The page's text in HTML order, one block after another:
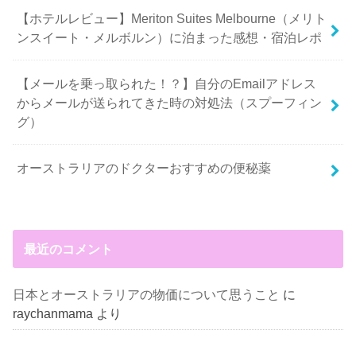
【ホテルレビュー】Meriton Suites Melbourne（メリト
ンスイート・メルボルン）に泊まった感想・宿泊レポ
【メールを乗っ取られた！？】自分のEmailアドレス
からメールが送られてきた時の対処法（スプーフィン
グ）
オーストラリアのドクターおすすめの便秘薬
最近のコメント
日本とオーストラリアの物価について思うこと に
raychanmama より